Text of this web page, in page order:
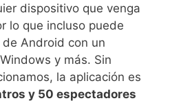
dispositivo que venga
lo que incluso puede
Android con un
y más. Sin
la aplicación es
y 50 espectadores